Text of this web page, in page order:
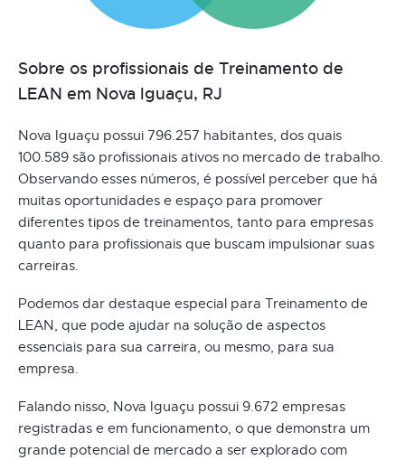
Sobre os profissionais de Treinamento de
LEAN em Nova Iguaçu, RJ
Nova Iguaçu possui 796.257 habitantes, dos quais
100.589 são profissionais ativos no mercado de trabalho.
Observando esses números, é possível perceber que há
muitas oportunidades e espaço para promover
diferentes tipos de treinamentos, tanto para empresas
quanto para profissionais que buscam impulsionar suas
carreiras.
Podemos dar destaque especial para Treinamento de
LEAN, que pode ajudar na solução de aspectos
essenciais para sua carreira, ou mesmo, para sua
empresa.
Falando nisso, Nova Iguaçu possui 9.672 empresas
registradas e em funcionamento, o que demonstra um
grande potencial de mercado a ser explorado com